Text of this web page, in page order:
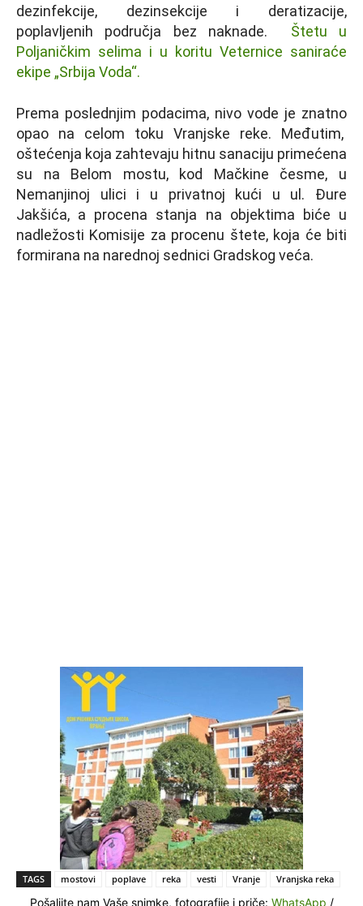
dezinfekcije, dezinsekcije i deratizacije,
poplavljenih područja bez naknade. Štetu u
Poljaničkim selima i u koritu Veternice saniraće
ekipe „Srbija Voda“.
Prema poslednjim podacima, nivo vode je znatno
opao na celom toku Vranjske reke. Međutim,
oštećenja koja zahtevaju hitnu sanaciju primećena
su na Belom mostu, kod Mačkine česme, u
Nemanjinoj ulici i u privatnoj kući u ul. Đure
Jakšića, a procena stanja na objektima biće u
nadležosti Komisije za procenu štete, koja će biti
formirana na narednoj sednici Gradskog veća.
TAGS mostovi poplave reka vesti Vranje Vranjska reka
Pošaljite nam Vaše snimke, fotografije i priče: WhatsApp /